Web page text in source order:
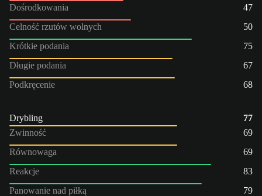
Dośrodkowania
47
Celność rzutów wolnych
50
Krótkie podania
75
Długie podania
67
Podkręcenie
68
Drybling
77
Zwinność
69
Równowaga
69
Reakcje
83
Panowanie nad piłką
79